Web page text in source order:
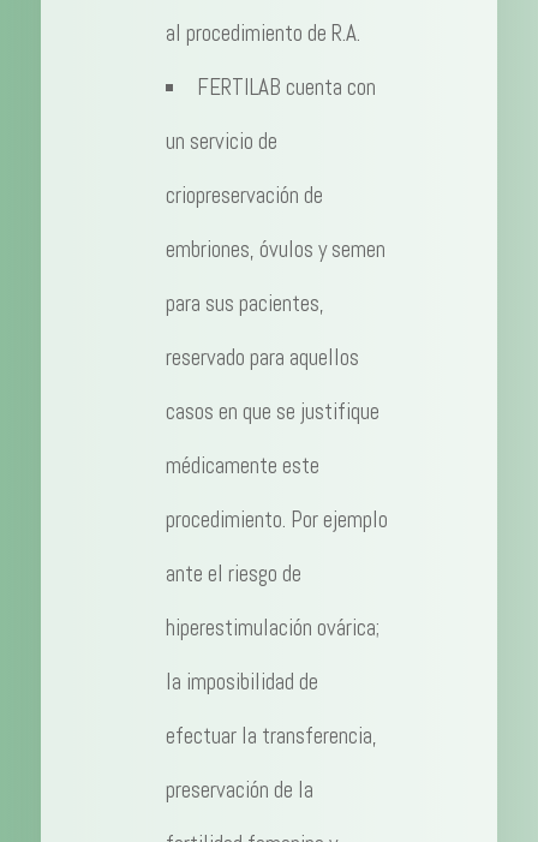
al procedimiento de R.A.
FERTILAB cuenta con
un servicio de
criopreservación de
embriones, óvulos y semen
para sus pacientes,
reservado para aquellos
casos en que se justifique
médicamente este
procedimiento. Por ejemplo
ante el riesgo de
hiperestimulación ovárica;
la imposibilidad de
efectuar la transferencia,
preservación de la